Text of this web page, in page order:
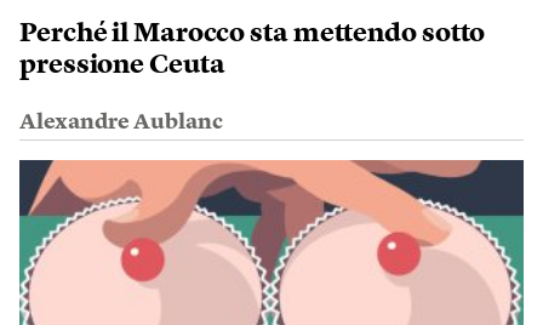
Perché il Marocco sta mettendo sotto
pressione Ceuta
Alexandre Aublanc